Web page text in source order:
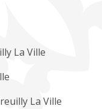
La Ville
La Ville